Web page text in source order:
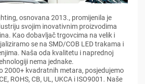
osnovana 2013., promijenila je
svojim inovativnim proizvodima
Kao dobavljač trgovcima na velik i
se na SMD/COB LED trakama i
Naša oda kvalitetu i naprednoj
nema jednake.
2000+ kvadratnih metara, posjedujemo
ROHS, CB, UL, UKCA i ISO9001. Naše